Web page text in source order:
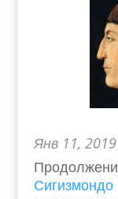
Янв 11, 2019